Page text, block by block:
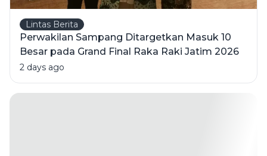
Lintas Berita
Perwakilan Sampang Ditargetkan Masuk 10
Besar pada Grand Final Raka Raki Jatim 2026
2 days ago